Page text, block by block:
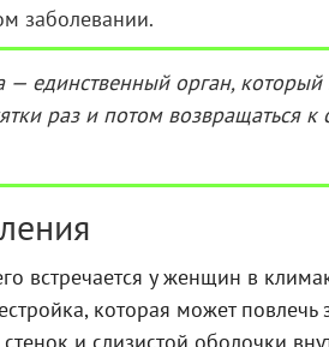
заболевании.
— единственный орган, который
раз и потом возвращаться
встречается у женщин в
которая может повлечь